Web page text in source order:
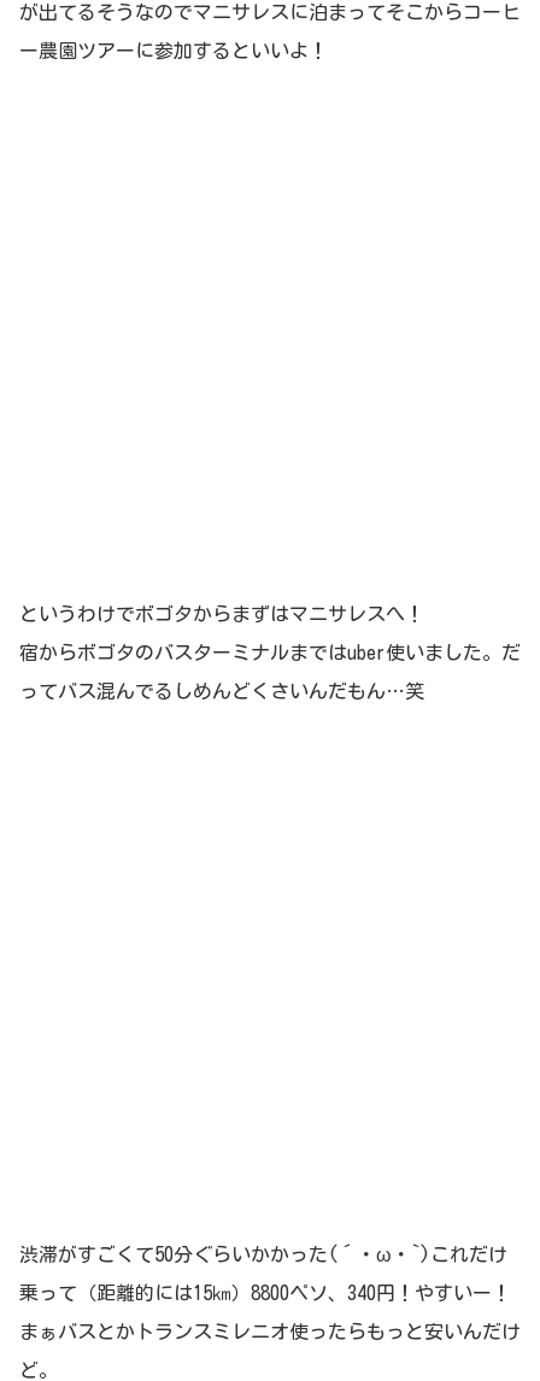
が出てるそうなのでマニサレスに泊まってそこからコーヒ
ー農園ツアーに参加するといいよ！
というわけでボゴタからまずはマニサレスへ！
宿からボゴタのバスターミナルまではuber使いました。だ
ってバス混んでるしめんどくさいんだもん…笑
渋滞がすごくて50分ぐらいかかった(´・ω・`)これだけ
乗って（距離的には15㎞）8800ペソ、340円！やすいー！
まぁバスとかトランスミレニオ使ったらもっと安いんだけ
ど。